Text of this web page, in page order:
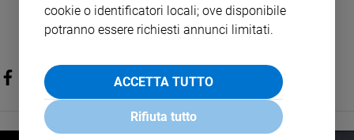
cookie o identificatori locali; ove disponibile
potranno essere richiesti annunci limitati.
ACCETTA TUTTO
Rifiuta tutto